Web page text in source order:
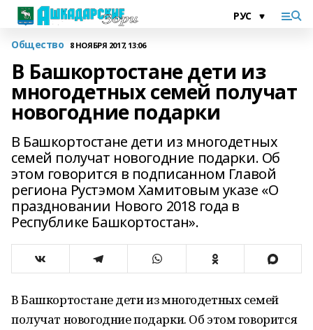
Общество 8 НОЯБРЯ 2017, 13:06
В Башкортостане дети из
многодетных семей получат
новогодние подарки
В Башкортостане дети из многодетных
семей получат новогодние подарки. Об
этом говорится в подписанном Главой
региона Рустэмом Хамитовым указе «О
праздновании Нового 2018 года в
Республике Башкортостан».
В Башкортостане дети из многодетных семей
получат новогодние подарки. Об этом говорится